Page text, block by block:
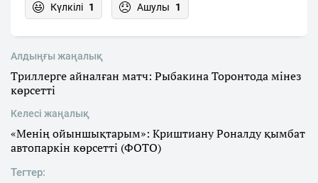
Күлкілі 1 Ашулы 1
Алдыңғы жаңалық
Триллерге айналған матч: Рыбакина Торонтода мінез
көрсетті
Келесі жаңалық
«Менің ойыншықтарым»: Криштиану Роналду қымбат
автопаркін көрсетті (ФОТО)
Тегтер: